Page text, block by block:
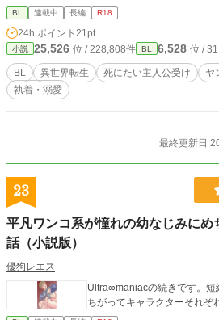
早々に終わらせるべく動くことにした――。 ■設定上自殺方法等の言葉が多々あ
りますので、苦手な方はご注意ください。 ■女
にはなりません。CPは固定です。 ■ムーンライ
(アルファポリスさんでは1日遅れ更新となりま
ました。
BL 連載中 長編 R18
24h.ポイント 21pt
小説 25,526 位 / 228,808件 BL 6,528 位 /
BL 異世界転生 死にたい主人公受け ヤ
執着・溺愛
最終更新日
23
平凡ワンコ系が憧れの幼なじみにめ
話（小説版）
優狗レエス
Ultra∞maniacの続きです。短
ちがってキャラクターそれぞ